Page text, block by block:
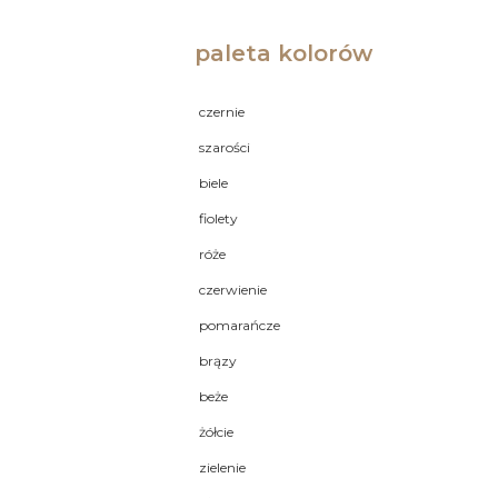
paleta kolorów
czernie
szarości
biele
fiolety
róże
czerwienie
pomarańcze
brązy
beże
żółcie
zielenie